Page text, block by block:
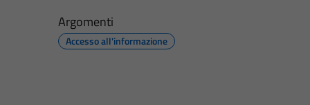
Argomenti
Accesso all'informazione